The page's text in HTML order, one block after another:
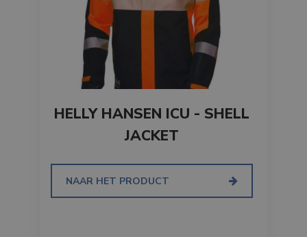
HELLY HANSEN ICU - SHELL
JACKET
NAAR HET PRODUCT